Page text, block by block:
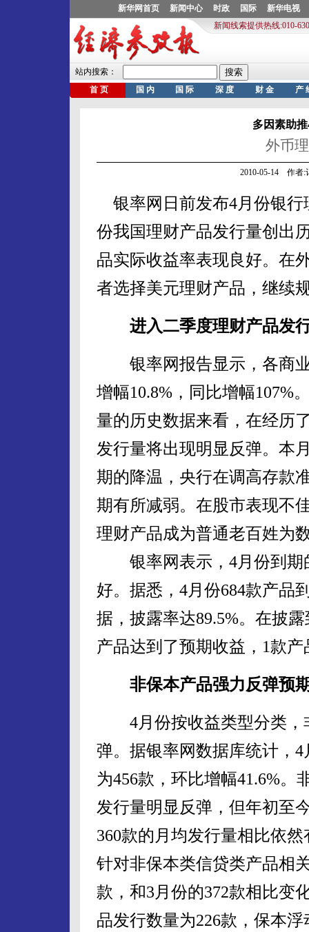
多因素助
外币
2010-05-14 作者:
银率网日前发布4月份银行
份我国理财产品发行量创出
品实际收益率表现良好。在
者选择美元理财产品，继续
进入二季度理财产品发
银率网报告显示，各商业
增幅10.8%，同比增幅107%
量的历史数据来看，在经历
发行量将出现明显反弹。本
期的降温，央行在调高存款
期有所减弱。在股市表现不
理财产品成为普通老百姓为
银率网表示，4月份到期
好。据悉，4月份684款产品
据，披露率达89.5%。在披
产品达到了预期收益，1款
非保本产品强力反弹预
4月份按收益类型分类，
弹。据银率网数据库统计，
为456款，环比增幅41.6%
发行量明显反弹，但年初至
360款的月均发行量相比依
针对非保本类信贷类产品相
款，和3月份的372款相比变
品发行数量为226款，保本